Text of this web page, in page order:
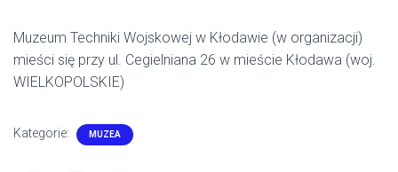
Muzeum Techniki Wojskowej w Kłodawie (w organizacji)
mieści się przy ul. Cegielniana 26 w mieście Kłodawa (woj.
WIELKOPOLSKIE)
Kategorie: MUZEA